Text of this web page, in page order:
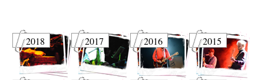
2018 2017 2016 2015